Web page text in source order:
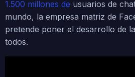
1.500 millones de usuarios de
mundo, la empresa matriz de
pretende poner el desarrollo de
todos.